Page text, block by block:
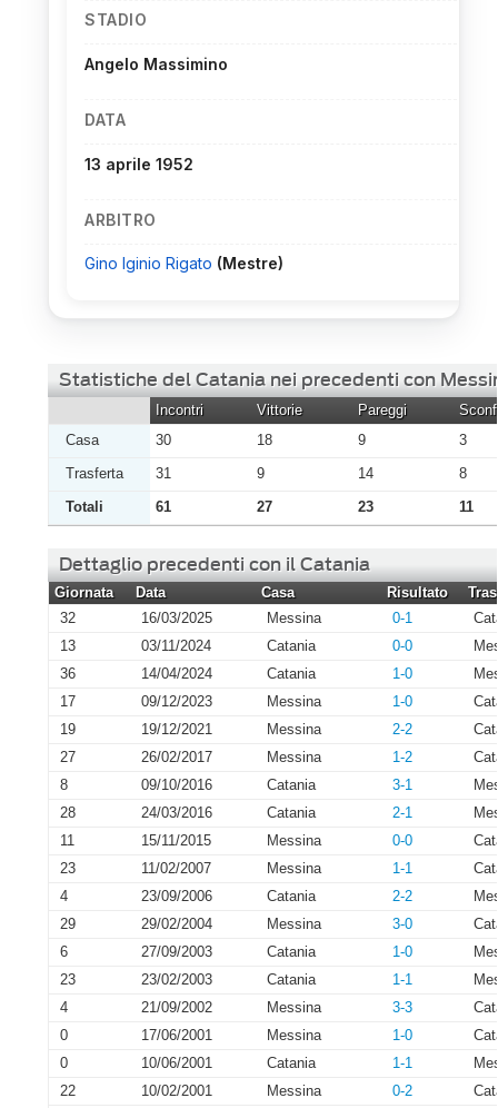
STADIO
Angelo Massimino
DATA
13 aprile 1952
ARBITRO
Gino Iginio Rigato (Mestre)
Statistiche del Catania nei precedenti con
Incontri Vittorie Pareggi
Casa
30 18 9
3
Trasferta
31 9 14
8
Totali
61 27 23 11
Dettaglio precedenti con il Catania
Giornata Data Casa Risultato
32
16/03/2025 Messina 0-1
13
03/11/2024 Catania 0-0
36
14/04/2024 Catania 1-0
17
09/12/2023 Messina 1-0
19
19/12/2021 Messina 2-2
27
26/02/2017 Messina 1-2
8
09/10/2016 Catania 3-1
28
24/03/2016 Catania 2-1
11
15/11/2015 Messina 0-0
23
11/02/2007 Messina 1-1
4
23/09/2006 Catania 2-2
29
29/02/2004 Messina 3-0
6
27/09/2003 Catania 1-0
23
23/02/2003 Catania 1-1
4
21/09/2002 Messina 3-3
0
17/06/2001 Messina 1-0
0
10/06/2001 Catania 1-1
22
10/02/2001 Messina 0-2